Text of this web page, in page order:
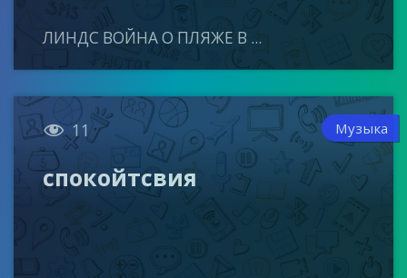
ЛИНДС ВОЙНА О ПЛЯЖЕ В ...
 11 Музыка
спокойтсвия